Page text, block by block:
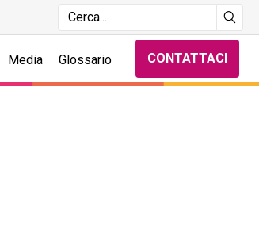
Media Glossario CONTATTACI